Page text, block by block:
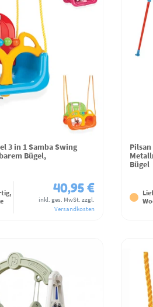
3 in 1 Samba Swing
Bügel,
40,95 €
inkl. ges. MwSt. zzgl.
Versandkosten
Bügel